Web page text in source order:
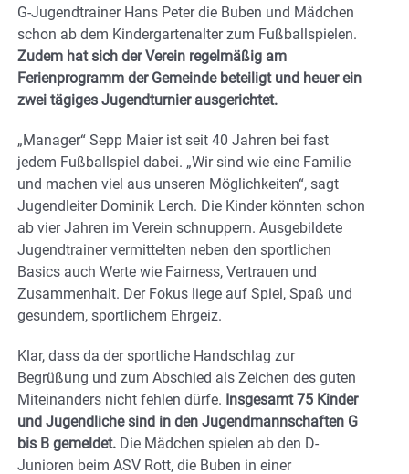
G-Jugendtrainer Hans Peter die Buben und Mädchen
schon ab dem Kindergartenalter zum Fußballspielen.
Zudem hat sich der Verein regelmäßig am
Ferienprogramm der Gemeinde beteiligt und heuer ein
zwei tägiges Jugendturnier ausgerichtet.
„Manager“ Sepp Maier ist seit 40 Jahren bei fast
jedem Fußballspiel dabei. „Wir sind wie eine Familie
und machen viel aus unseren Möglichkeiten“, sagt
Jugendleiter Dominik Lerch. Die Kinder könnten schon
ab vier Jahren im Verein schnuppern. Ausgebildete
Jugendtrainer vermittelten neben den sportlichen
Basics auch Werte wie Fairness, Vertrauen und
Zusammenhalt. Der Fokus liege auf Spiel, Spaß und
gesundem, sportlichem Ehrgeiz.
Klar, dass da der sportliche Handschlag zur
Begrüßung und zum Abschied als Zeichen des guten
Miteinanders nicht fehlen dürfe. Insgesamt 75 Kinder
und Jugendliche sind in den Jugendmannschaften G
bis B gemeldet. Die Mädchen spielen ab den D-
Junioren beim ASV Rott, die Buben in einer